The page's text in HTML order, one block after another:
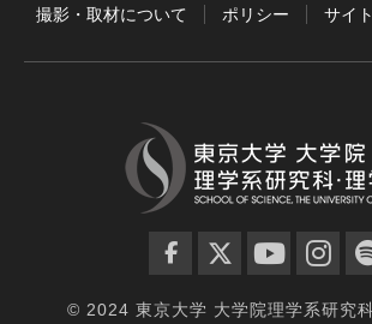
撮影・取材について ポリシー サイ
© 2024 東京大学 大学院理学系研究